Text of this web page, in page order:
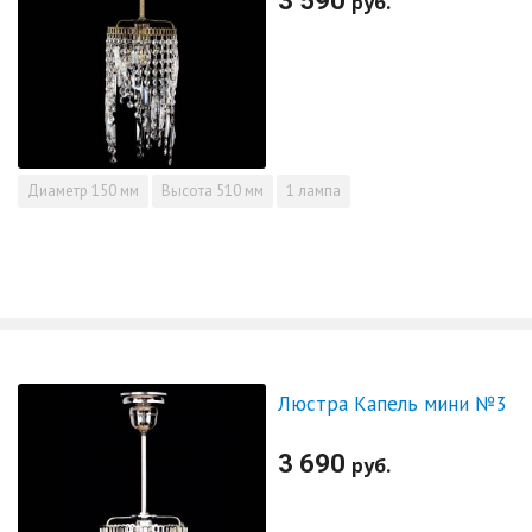
Диаметр 150 мм Высота 510 мм 1 лампа
Люстра Капель мини №3
3 690 руб.